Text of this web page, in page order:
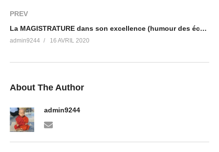
PREV
La MAGISTRATURE dans son excellence (humour des écuries d’Augias) – Outrage à magistrat !!
admin9244 16 AVRIL 2020
About The Author
admin9244